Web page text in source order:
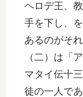
ヘロデ王、
手を下し、
あるのがそれ
（二）は「
マタイ伝十
徒の一人で